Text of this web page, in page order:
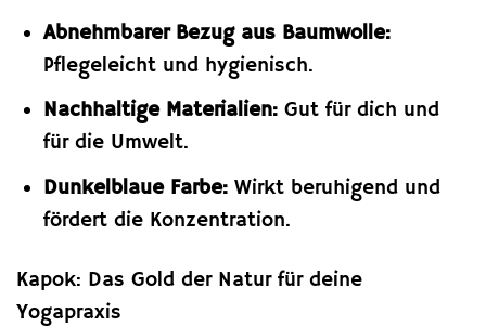
Abnehmbarer Bezug aus Baumwolle:
Pflegeleicht und hygienisch.
Nachhaltige Materialien:Gut für dich und
für die Umwelt.
Dunkelblaue Farbe:Wirkt beruhigend und
fördert die Konzentration.
Kapok: Das Gold der Natur für deine
Yogapraxis